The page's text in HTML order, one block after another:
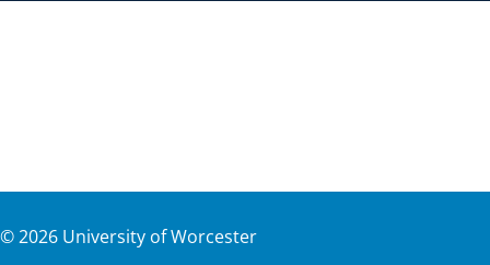
©2026 University of Worcester